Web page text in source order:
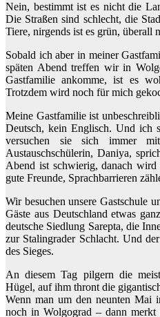
Nein, bestimmt ist es nicht die
Die Straßen sind schlecht, die
Tiere, nirgends ist es grün, überall
Sobald ich aber in meiner
späten Abend treffen wir in
Gastfamilie ankomme, ist es
Trotzdem wird noch für mich
Meine Gastfamilie ist
Deutsch, kein Englisch. Und ich
versuchen sie sich immer
Austauschschülerin, Daniya,
Abend ist schwierig, danach wird
gute Freunde, Sprachbarrieren
Wir besuchen unsere Gastschule
Gäste aus Deutschland etwas
deutsche Siedlung Sarepta, die
zur Stalingrader Schlacht. Und
des Sieges.
An diesem Tag pilgern die
Hügel, auf ihm thront die
Wenn man um den neunten Mai
noch in Wolgograd – dann